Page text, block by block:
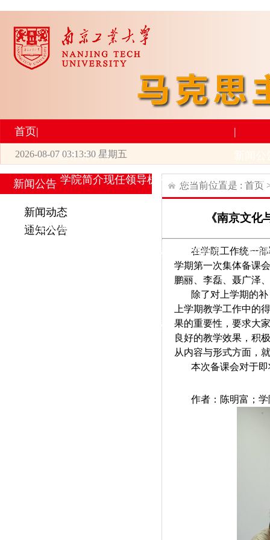
首页|
2026世界杯官网
学院简介现任领导机构设置师资力量
|
研究生培养
学生活动 招生与就业
科
工会活动
2026-08-07 03:13:30 星期五
新闻公告
新闻动态
通知公告
您当前位置是 : 首页
《南京文
在学院工作统一
学期第一次集体备课
鹏丽、李磊、聂广泽
除了对上学期的
上学期教学工作中的
果的重要性，要求大
良好的教学效果，积
从内容与形式方面，
本次备课会对于
作者：陈明富；